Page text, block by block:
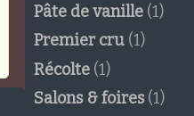
Pâte de vanille (1)
Premier cru (1)
Récolte (1)
Salons & foires(1)